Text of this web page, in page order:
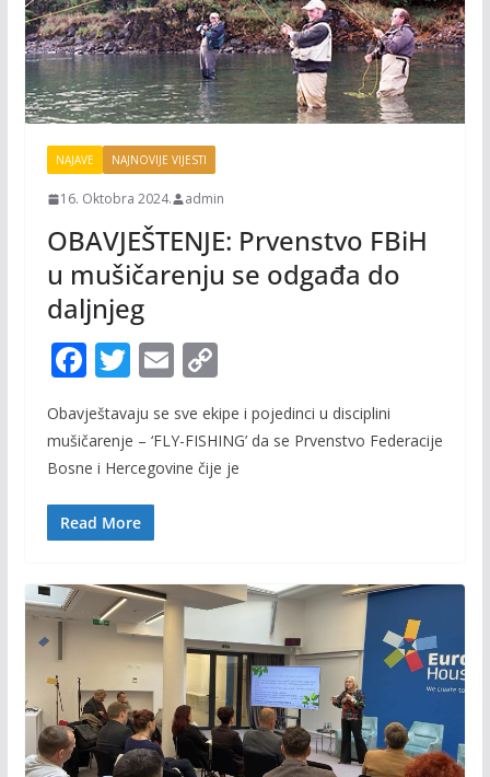
NAJAVE NAJNOVIJE VIJESTI
16. Oktobra 2024. admin
OBAVJEŠTENJE: Prvenstvo FBiH
u mušičarenju se odgađa do
daljnjeg
F
ac
e
b
o
o
T
itt
er
E
ai
l
C
p
y
Obavještavaju se sve ekipe i pojedinci u disciplini
mušičarenje – ‘FLY-FISHING’ da se Prvenstvo Federacije
Bosne i Hercegovine čije je
Read More